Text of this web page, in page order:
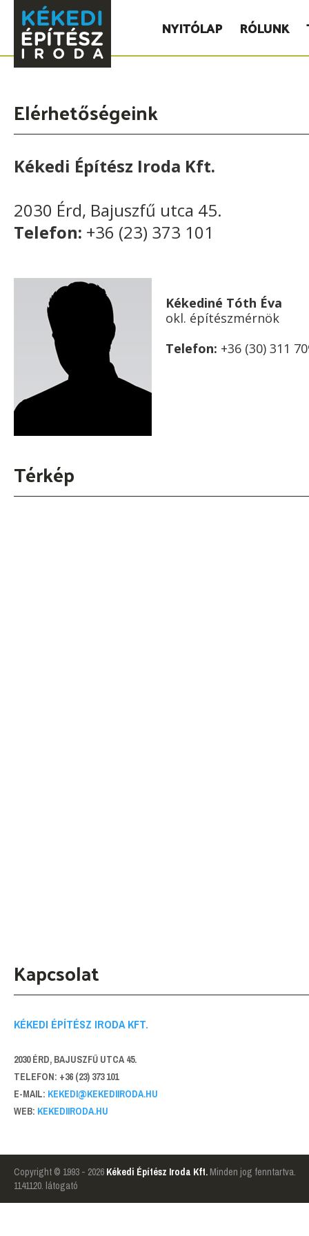
NYITÓLAP RÓLUNK
Elérhetőségeink
Kékedi Építész Iroda Kft.
2030 Érd, Bajuszfű utca 45.
Telefon: +36 (23) 373 101
Kékediné Tóth Éva
okl. építészmérnök
Telefon: +36 (30) 311
Térkép
Kapcsolat
KÉKEDI ÉPÍTÉSZ IRODA KFT.
2030 ÉRD, BAJUSZFŰ UTCA 45.
TELEFON: +36 (23) 373 101
E-MAIL: KEKEDI@KEKEDIIRODA.HU
WEB: KEKEDIIRODA.HU
Copyright © 1993 - 2026 Kékedi Építész Iroda Kft. Minden jog fenntartva.
1141120. látogató